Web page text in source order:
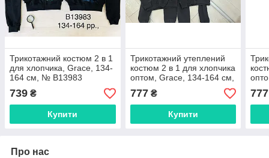
Трикотажний костюм 2 в 1
для хлопчика, Grace, 134-
164 см, № B13983
739 ₴
Купити
Трикотажний утеплений
костюм 2 в 1 для хлопчика
оптом, Grace, 134-164 см,
№ B14890
777₴
Купити
№
777
Про нас